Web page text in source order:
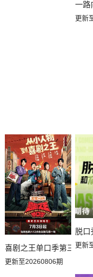
20260501加更下
20260429下
20260425休息一下
20260422纯享
一路
更新
喜剧之王单口季第三季
更新至20260806期
脱口
更新